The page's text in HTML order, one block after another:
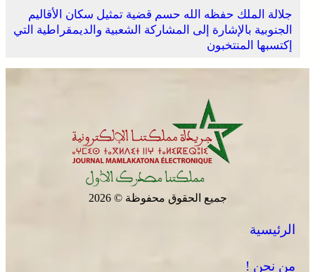
المختبر الوطني للشرطة العلمية والتقنية التابع للمديرية
عمان .. الاجتماع الوزاري لدعم القدس وأماكنها المقدسة
يؤكد على أهمية دور لجنة القدس بقيادة جلالة الملك ويدعم
جلالة الملك حفظه الله حسم قضية تمثيل سكان الأقاليم
الجنوبية بالإشارة إلى المشاركة الشعبية والديمقراطية التي
إكتسبها المنتخبون
جميع الحقوق محفوظة © 2026
الرئيسية
من نحن !